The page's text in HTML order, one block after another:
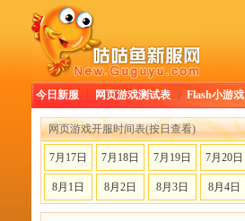
今日新服 网页游戏测试表 Flash小游戏
网页游戏开服时间表(按日查看)
7月17日 7月18日 7月19日 7月20日
8月1日 8月2日 8月3日 8月4日